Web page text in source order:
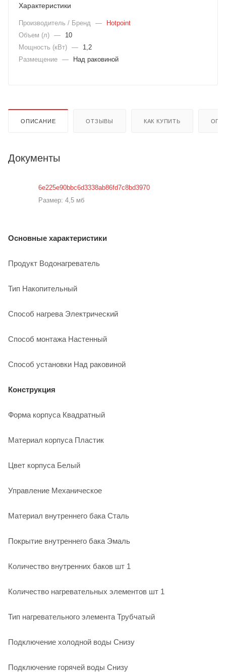
Характеристики
Производитель / Бренд —
Hotpoint
Объем (л) —
10
Мощность (кВт) —
1,2
Размещение — Над раковиной
ОПИСАНИЕ ОТЗЫВЫ КАК КУПИТЬ
Документы
6e225e90bbc6d3338ab86fd7c8bd3970
Размер: 4,5 мб
Основные характеристики
Продукт Водонагреватель
Тип Накопительный
Способ нагрева Электрический
Способ монтажа Настенный
Способ установки Над раковиной
Конструкция
Форма корпуса Квадратный
Материал корпуса Пластик
Цвет корпуса Белый
Управление Механическое
Материал внутреннего бака Сталь
Покрытие внутреннего бака Эмаль
Количество внутренних баков шт 1
Количество нагревательных элементов шт 1
Тип нагревательного элемента Трубчатый
Подключение холодной воды Снизу
Подключение горячей воды Снизу